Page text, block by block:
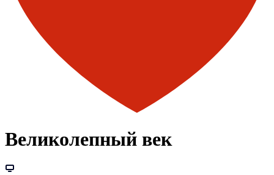
Великолепный век